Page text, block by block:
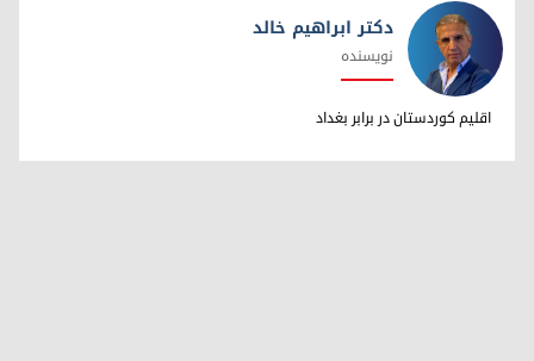
دکتر ابراهیم خالد
دکتر ابراهیم خالد
نویسنده
اقلیم کوردستان در برابر بغداد